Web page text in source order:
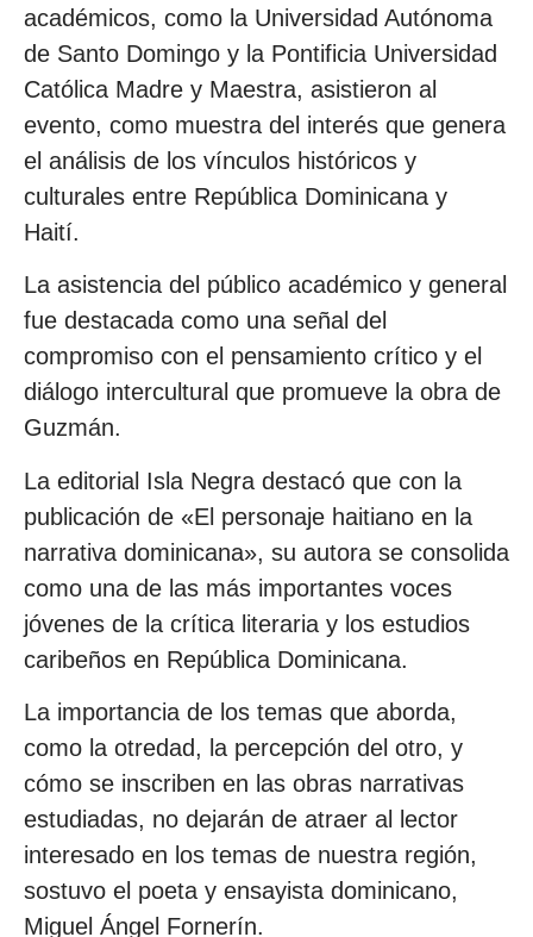
académicos, como la Universidad Autónoma
de Santo Domingo y la Pontificia Universidad
Católica Madre y Maestra, asistieron al
evento, como muestra del interés que genera
el análisis de los vínculos históricos y
culturales entre República Dominicana y
Haití.
La asistencia del público académico y general
fue destacada como una señal del
compromiso con el pensamiento crítico y el
diálogo intercultural que promueve la obra de
Guzmán.
La editorial Isla Negra destacó que con la
publicación de «El personaje haitiano en la
narrativa dominicana», su autora se consolida
como una de las más importantes voces
jóvenes de la crítica literaria y los estudios
caribeños en República Dominicana.
La importancia de los temas que aborda,
como la otredad, la percepción del otro, y
cómo se inscriben en las obras narrativas
estudiadas, no dejarán de atraer al lector
interesado en los temas de nuestra región,
sostuvo el poeta y ensayista dominicano,
Miguel Ángel Fornerín.